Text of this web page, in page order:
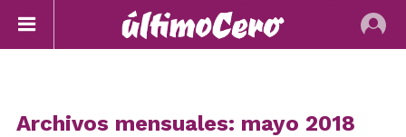
Archivos mensuales: mayo 2018